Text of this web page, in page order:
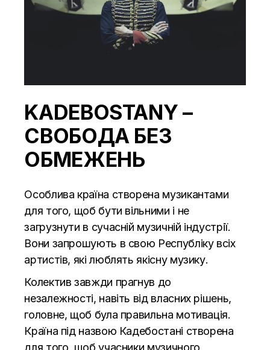
KADEBOSTANY –
СВОБОДА БЕЗ
ОБМЕЖЕНЬ
Особлива країна створена музикантами
для того, щоб бути вільними і не
загрузнути в сучасній музичній індустрії.
Вони запрошують в свою Республіку всіх
артистів, які люблять якісну музику.
Колектив завжди прагнув до
незалежності, навіть від власних рішень,
головне, щоб була правильна мотивація.
Країна під назвою Кадебостані створена
для того, щоб учасники музичного